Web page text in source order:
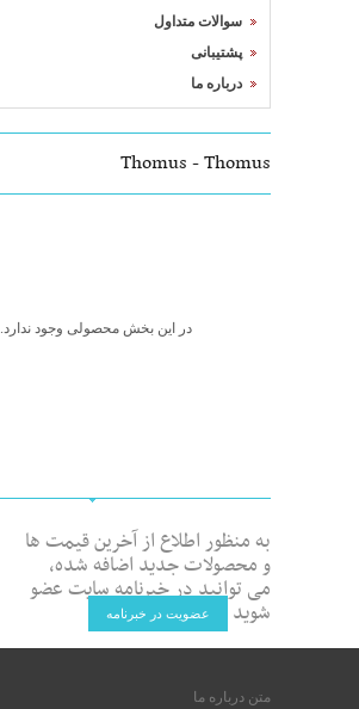
سوالات متداول
پشتیبانی
درباره ما
Thomus - Thomus
در این بخش محصولی وجود ندارد.
به منظور اطلاع از آخرین قیمت ها
و محصولات جدید اضافه شده،
می توانید در خبرنامه سایت عضو
شوید عضویت در خبرنامه
متن درباره ما